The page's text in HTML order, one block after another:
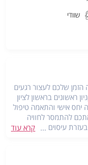
שוודי
הזמן שלכם לעצור רגעים
ראשונים בראשון לציון
יחס אישי והתאמה טיפול
להתמסר לחוויה
עיסוים מקצועים,
קרא עוד